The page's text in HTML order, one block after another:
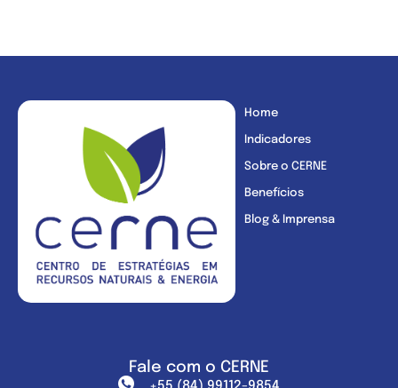
Home
Indicadores
Sobre o CERNE
Benefícios
Blog & Imprensa
Fale com o CERNE